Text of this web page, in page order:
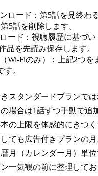
ロード ：第5話を見終わ
5話を削除します。
ード ：視聴履歴に基づい
品を先読み保存します。
Wi-Fiのみ）
：上記2つを
。
スタンダードプランで
場合は1話ずつ手動で追
の上限を体感的にきつ
ても広告付きプランの月
月（カレンダー月）単
一気観の前に整理して